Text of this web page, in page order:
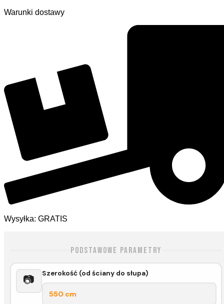
Warunki dostawy
Wysyłka: GRATIS
Podstawowe parametry
📷 Szerokość (od ściany do słupa)
550 cm